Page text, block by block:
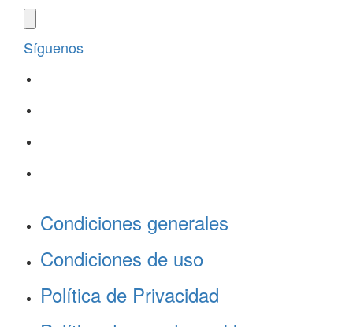
Síguenos
Condiciones generales
Condiciones de uso
Política de Privacidad